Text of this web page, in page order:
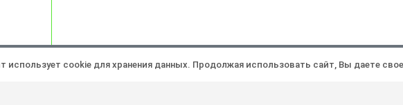
© 2026 Политика конфиденциальности
использует cookie для хранения данных. Продолжая использовать сайт, Вы даете